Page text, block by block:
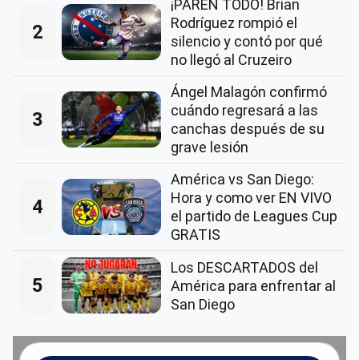
2
¡PAREN TODO! Brian
Rodríguez rompió el
silencio y contó por qué
no llegó al Cruzeiro
3
Ángel Malagón confirmó
cuándo regresará a las
canchas después de su
grave lesión
4
América vs San Diego:
Hora y como ver EN VIVO
el partido de Leagues Cup
GRATIS
5
Los DESCARTADOS del
América para enfrentar al
San Diego